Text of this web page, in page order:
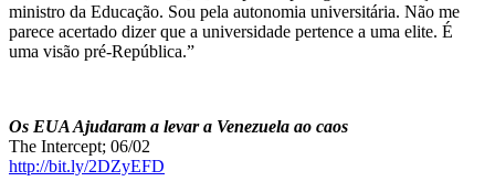
ministro da Educação. Sou pela autonomia universitária. Não me
parece acertado dizer que a universidade pertence a uma elite. É
uma visão pré-República.”
Os EUA Ajudaram a levar a Venezuela ao caos
The Intercept; 06/02
http://bit.ly/2DZyEFD